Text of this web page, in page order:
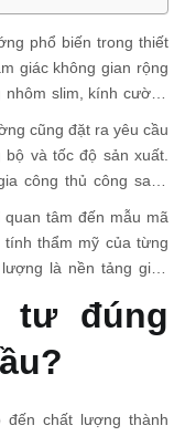
phổ biến trong thiết
giác không gian rộng
slim, kính cường
cũng đặt ra yêu cầu
và tốc độ sản xuất.
công thủ công sang
nâng cao chất lượng
tâm đến mẫu mã
thẩm mỹ của từng
là nền tảng giúp
tư đúng
chất lượng thành